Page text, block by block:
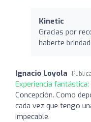
Kinetic
Gracias por
haberte
Ignacio Loyola
Experiencia fantástica:
Concepción. Como
cada vez que tengo
impecable.